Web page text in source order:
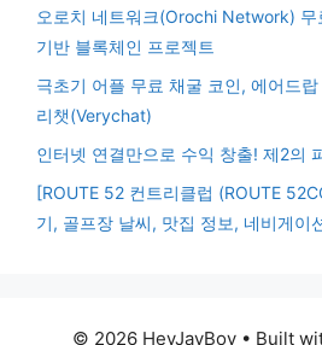
오로치 네트워크(Orochi Network)
기반 블록체인 프로젝트
극초기 어플 무료 채굴 코인, 에어드
리챗(Verychat)
인터넷 연결만으로 수익 창출! 제2의
[ROUTE 52 컨트리클럽 (ROUTE
기, 골프장 날씨, 맛집 정보, 네비게이
© 2026 HeyJayBoy• Built